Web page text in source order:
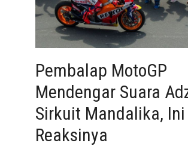
Pembalap MotoGP
Mendengar Suara
Sirkuit Mandalika, Ini
Reaksinya